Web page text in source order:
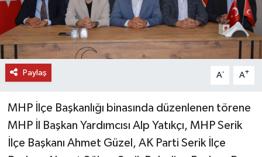
Paylaş A- A+
MHP İlçe Başkanlığı binasında düzenlenen törene
MHP İl Başkan Yardımcısı Alp Yatıkçı, MHP Serik
İlçe Başkanı Ahmet Güzel, AK Parti Serik İlçe
TURİZM
RÖPORTAJ
VİDEO HABERLER
YAZARLAR
RESMİ İLAN